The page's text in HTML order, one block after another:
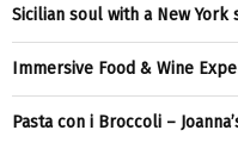
Sicilian soul with a New York
Immersive Food & Wine
Pasta con i Broccoli –